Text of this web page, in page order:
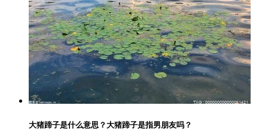
大猪蹄子是什么意思？大猪蹄子是指男朋友吗？